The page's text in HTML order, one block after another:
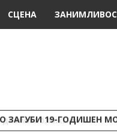
СЦЕНА
ЗАГУБИ 19-ГОДИШЕН